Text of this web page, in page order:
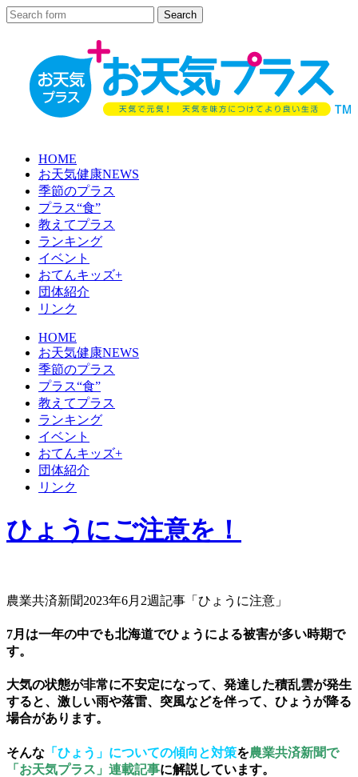
HOME
お天気健康NEWS
季節のプラス
プラス“食”
教えてプラス
ランキング
イベント
おてんキッズ+
団体紹介
リンク
HOME
お天気健康NEWS
季節のプラス
プラス“食”
教えてプラス
ランキング
イベント
おてんキッズ+
団体紹介
リンク
ひょうにご注意を！
農業共済新聞2023年6月2週記事「ひょうに注意」
7月は一年の中でも北海道でひょうによる被害が多い時期で
す。
大気の状態が非常に不安定になって、発達した積乱雲が発生
すると、激しい雨や落雷、突風などを伴って、ひょうが降る
場合があります。
そんな 「ひょう」についての傾向と対策を農業共済新聞で
「お天気プラス」連載記事に解説しています。